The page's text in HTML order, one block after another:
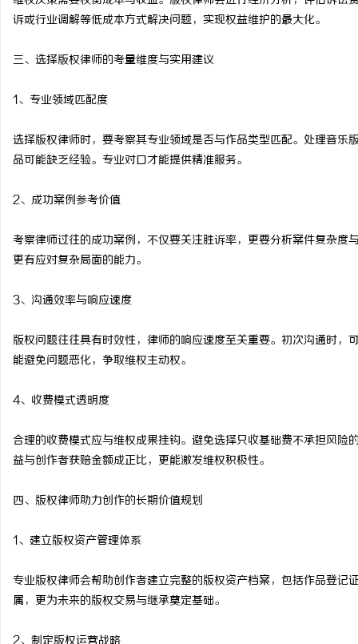
诉或行业调解等低成本方式解决问题，实现权益维护的最大化。
三、选择版权律师的考量维度与实用建议
1、专业领域匹配度
选择版权律师时，要考察其专业领域是否与作品类型匹配。处理音
品可能缺乏经验。专业对口才能提供精准服务。
2、成功案例参考价值
考察律师过往的成功案例，不仅要关注胜诉率，更要分析案件复杂
更有应对复杂局面的能力。
3、沟通效率与响应速度
版权问题往往具有时效性，律师的响应速度至关重要。初次沟通时
能避免问题恶化，争取维权主动权。
4、收费模式透明度
合理的收费模式应与维权成果挂钩。避免选择只收基础费不承担风
益与创作者获赔金额成正比，更能激发维权积极性。
四、版权律师助力创作的长期价值规划
1、建立版权资产管理体系
专业版权律师会帮助创作者建立完整的版权资产档案，包括作品登
属，更为未来的版权交易与继承奠定基础。
2、制定版权运营战略